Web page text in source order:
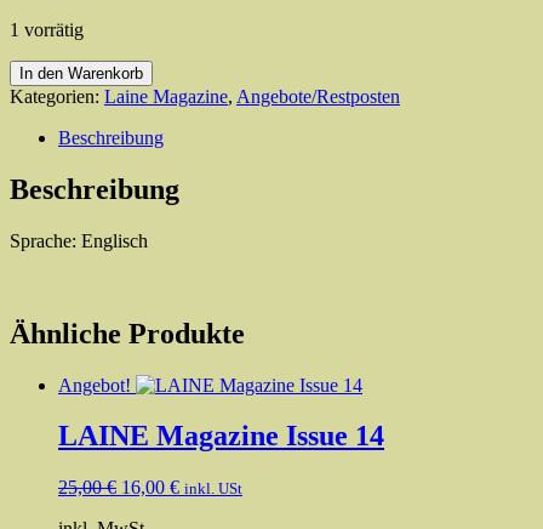
1 vorrätig
LAINE
Magazine
In den Warenkorb
Kategorien: Laine Magazine, Angebote/Restposten
Beschreibung
Beschreibung
Sprache: Englisch
Ähnliche Produkte
Angebot!
LAINE Magazine Issue 14
25,00€ Ursprünglicher
16,00 €Aktueller
inkl. USt